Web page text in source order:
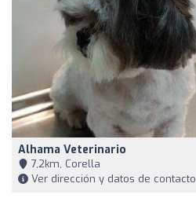
Alhama Veterinario
7,2km, Corella
Ver dirección y datos de contacto